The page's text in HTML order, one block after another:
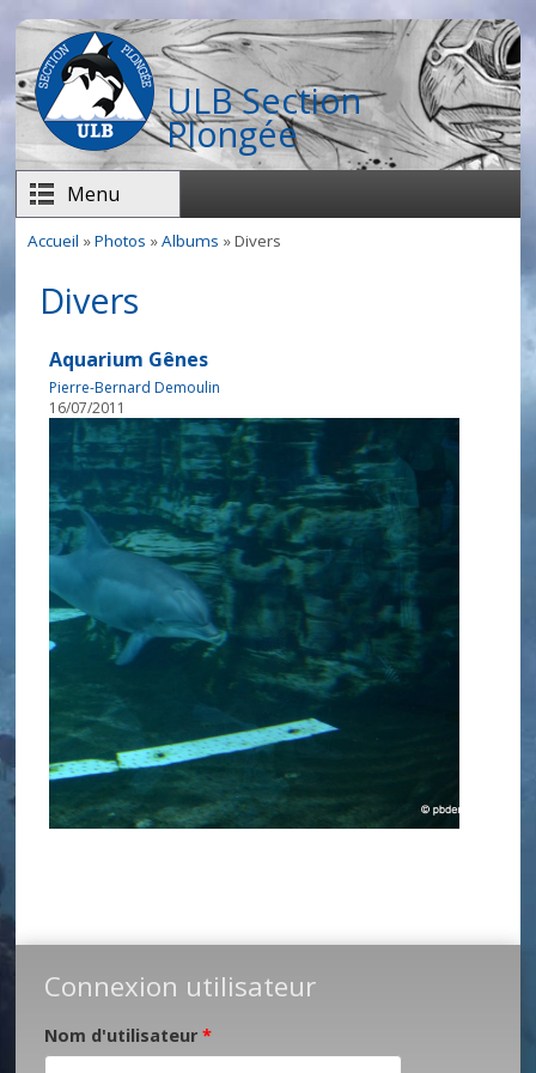
Aller au contenu principal
ULB Section
Plongée
Menu
Accueil »Photos »Albums » Divers
Divers
Aquarium Gênes
Pierre-Bernard Demoulin
16/07/2011
Connexion utilisateur
Nom d'utilisateur*